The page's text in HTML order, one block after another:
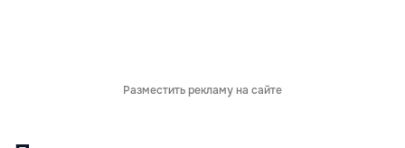
Разместить рекламу на сайте